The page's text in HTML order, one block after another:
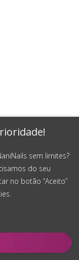
sem limites?
do seu
no botão “Aceito”